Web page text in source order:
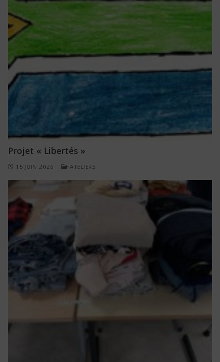
Projet « Libertés »
15 JUIN 2026 ATELIERS